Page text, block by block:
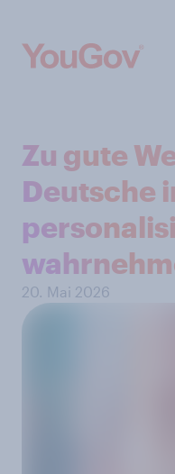
Zu gute
Deutsche
20. Mai 2026